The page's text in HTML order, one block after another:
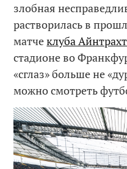
злобная
растворилась в
матчеклуба Айнтрахт
стадионе во
«сглаз» больше не
можно смотреть